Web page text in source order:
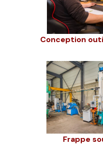
Conception
Frappe